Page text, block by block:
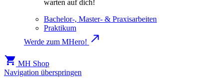
warten auf dich!
Bachelor-, Master- & Praxisarbeiten
Praktikum
Werde zum MHero!
MH Shop
Navigation überspringen